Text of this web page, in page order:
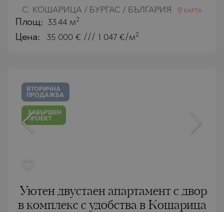
С. КОШАРИЦА / БУРГАС / БЪЛГАРИЯ КАРТА
Площ: 33.44 м2
Цена: 35 000 € /// 1 047 €/м2
ВТОРИЧНА
ПРОДАЖБА
ЗАВЪРШЕН
ПРОЕКТ
Уютен двустаен апартамент с двор
в комплекс с удобства в Кошарица